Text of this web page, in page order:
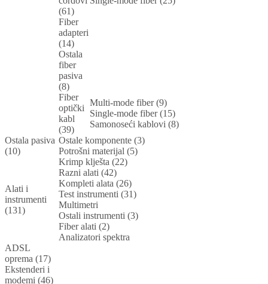
(61)
Fiber
adapteri
(14)
Ostala
fiber
pasiva
(8)
Fiber
optički
kabl
(39)
Multi-mode fiber (9)
Single-mode fiber (15)
Samonoseći kablovi (8)
Ostala pasiva
(10)
Ostale komponente (3)
Potrošni materijal (5)
Alati i
instrumenti
(131)
Krimp klješta (22)
Razni alati (42)
Kompleti alata (26)
Test instrumenti (31)
Multimetri
Ostali instrumenti (3)
Fiber alati (2)
Analizatori spektra
ADSL
oprema (17)
Ekstenderi i
modemi (46)